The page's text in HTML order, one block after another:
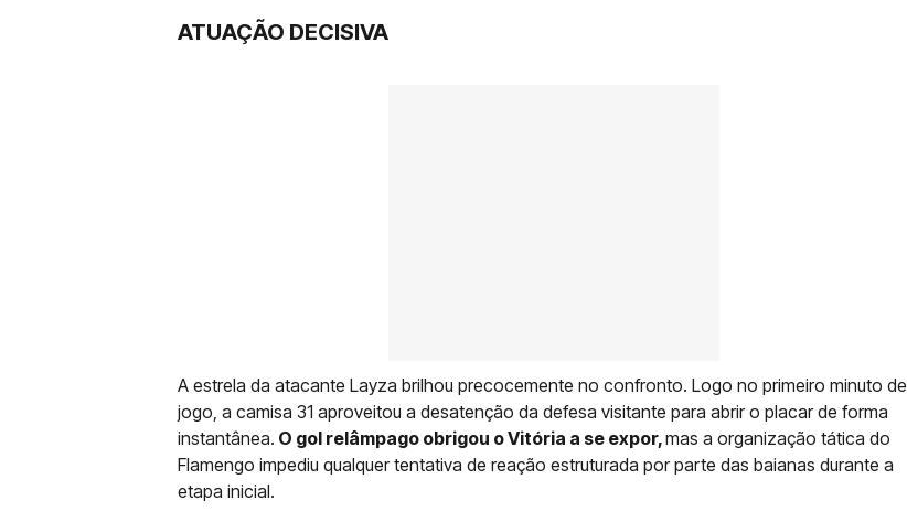
ATUAÇÃO DECISIVA
A estrela da atacante Layza brilhou precocemente no confronto. Logo no primeiro minuto de
jogo, a camisa 31 aproveitou a desatenção da defesa visitante para abrir o placar de forma
instantânea. O gol relâmpago obrigou o Vitória a se expor,mas a organização tática do
Flamengo impediu qualquer tentativa de reação estruturada por parte das baianas durante a
etapa inicial.